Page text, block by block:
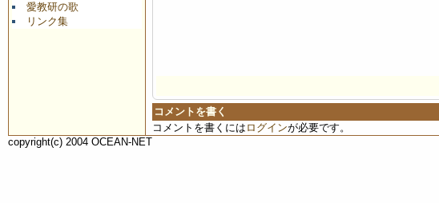
愛教研の歌
リンク集
コメントを書く
コメントを書くには ログインが必要です。
copyright(c) 2004 OCEAN-NET